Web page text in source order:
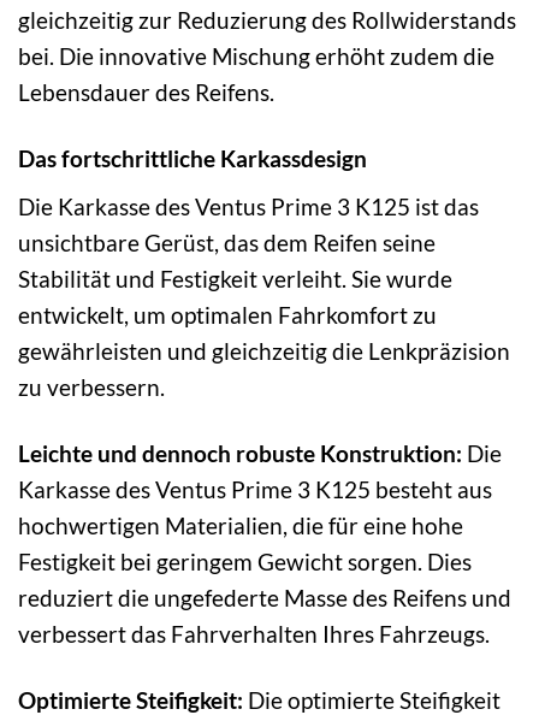
gleichzeitig zur Reduzierung des Rollwiderstands
bei. Die innovative Mischung erhöht zudem die
Lebensdauer des Reifens.
Das fortschrittliche Karkassdesign
Die Karkasse des Ventus Prime 3 K125 ist das
unsichtbare Gerüst, das dem Reifen seine
Stabilität und Festigkeit verleiht. Sie wurde
entwickelt, um optimalen Fahrkomfort zu
gewährleisten und gleichzeitig die Lenkpräzision
zu verbessern.
Leichte und dennoch robuste Konstruktion: Die
Karkasse des Ventus Prime 3 K125 besteht aus
hochwertigen Materialien, die für eine hohe
Festigkeit bei geringem Gewicht sorgen. Dies
reduziert die ungefederte Masse des Reifens und
verbessert das Fahrverhalten Ihres Fahrzeugs.
Optimierte Steifigkeit: Die optimierte Steifigkeit